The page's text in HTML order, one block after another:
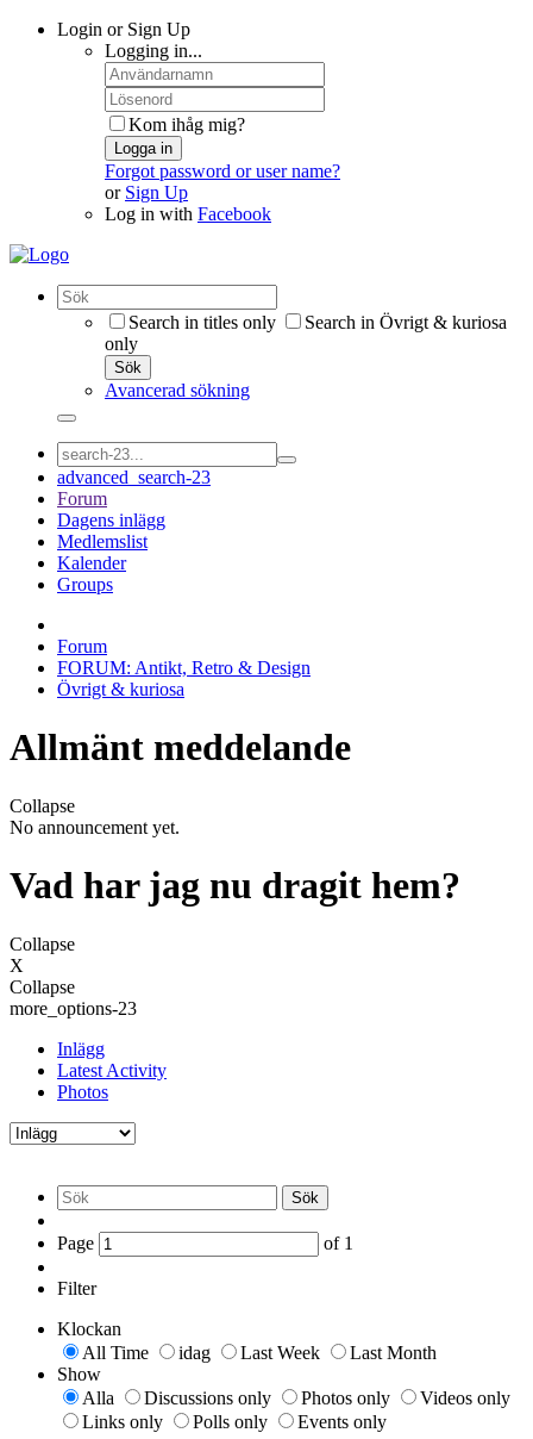
Login or Sign Up
Logging in...
Kom ihåg mig?
Logga in
Forgot password or user name?
or Sign Up
Log in with Facebook
Search in titles only
Search in Övrigt & kuriosa
only
Sök
Avancerad sökning
advanced_search-23
Forum
Dagens inlägg
Medlemslist
Kalender
Groups
Forum
FORUM: Antikt, Retro & Design
Övrigt & kuriosa
Allmänt meddelande
Collapse
No announcement yet.
Vad har jag nu dragit hem?
Collapse
X
Collapse
more_options-23
Inlägg
Latest Activity
Photos
Sök
Page of 1
Filter
Klockan
All Time
idag Last Week
Last Month
Show
Alla
Discussions only Photos only
Videos only
Links only
Polls only
Events only